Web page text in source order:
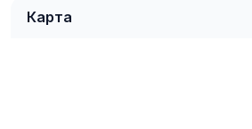
Карта